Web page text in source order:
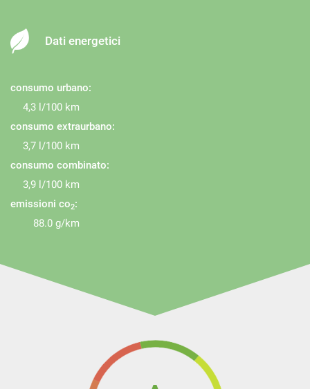
Dati energetici
consumo urbano:
4,3 l/100 km
consumo extraurbano:
3,7 l/100 km
consumo combinato:
3,9 l/100 km
emissioni co2:
88.0 g/km